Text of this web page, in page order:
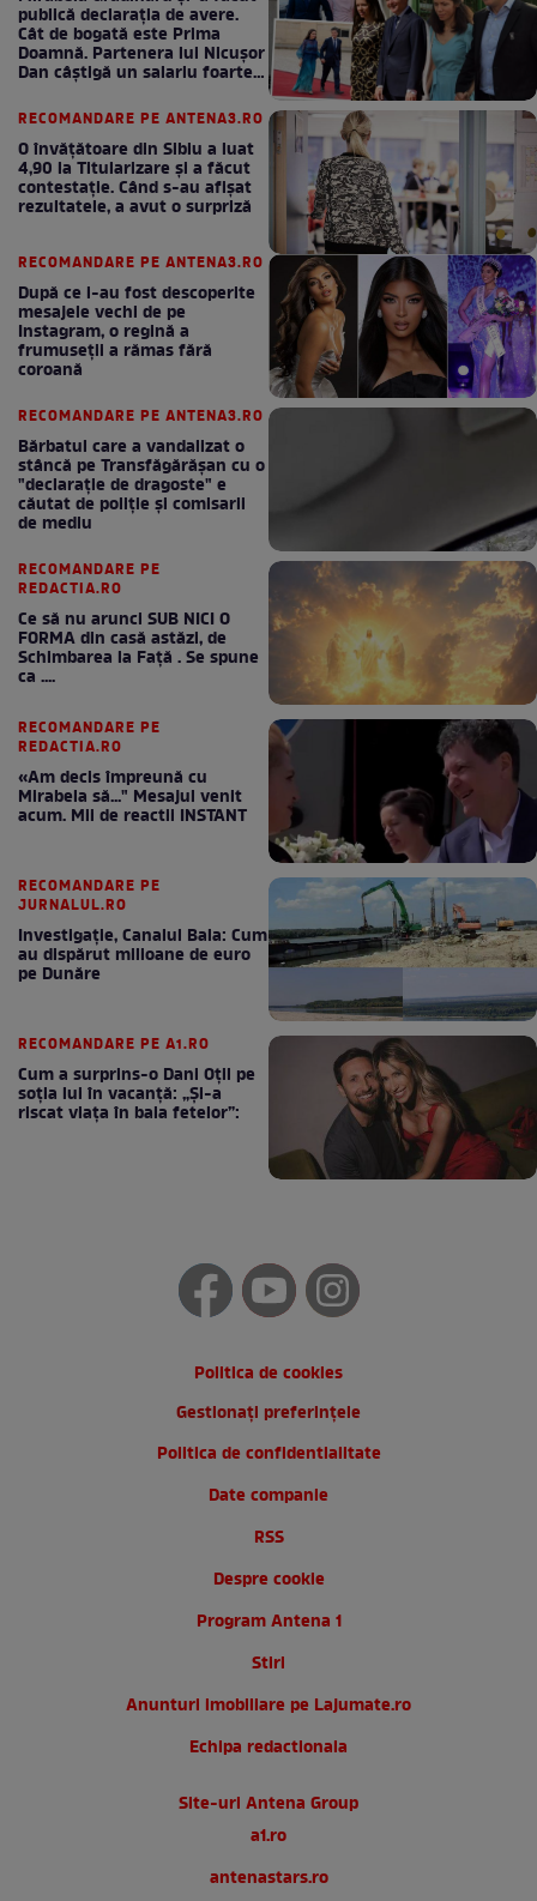
publică declarația de avere.
Cât de bogată este Prima
Doamnă. Partenera lui Nicușor
Dan câștigă un salariu foarte
RECOMANDARE PE ANTENA3.RO
O învățătoare din Sibiu a luat
4,90 la Titularizare și a făcut
contestație. Când s-au afișat
rezultatele, a avut o surpriză
RECOMANDARE PE ANTENA3.RO
După ce i-au fost descoperite
mesajele vechi de pe
Instagram, o regină a
frumuseții a rămas fără
coroană
RECOMANDARE PE ANTENA3.RO
Bărbatul care a vandalizat o
stâncă pe Transfăgărășan cu o
"declaraţie de dragoste" e
căutat de poliție și comisarii
de mediu
RECOMANDARE PE
REDACTIA.RO
Ce să nu arunci SUB NICI O
FORMA din casă astăzi, de
Schimbarea la Față . Se spune
ca ....
RECOMANDARE PE
REDACTIA.RO
«Am decis împreună cu
Mirabela să..." Mesajul venit
acum. Mii de reactii INSTANT
RECOMANDARE PE
JURNALUL.RO
Investigație, Canalul Bala: Cum
au dispărut milioane de euro
pe Dunăre
RECOMANDARE PE A1.RO
Cum a surprins-o Dani Oțil pe
soția lui în vacanță: „Și-a
riscat viața în baia fetelor”:
Politica de cookies
Gestionați preferințele
Politica de confidentialitate
Date companie
RSS
Despre cookie
Program Antena 1
Stiri
Anunturi imobiliare pe Lajumate.ro
Echipa redactionala
Site-uri Antena Group
a1.ro
antenastars.ro